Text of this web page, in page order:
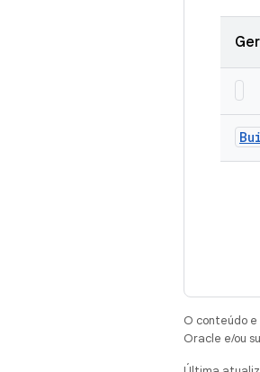
O conteúdo
Oracle e/ou